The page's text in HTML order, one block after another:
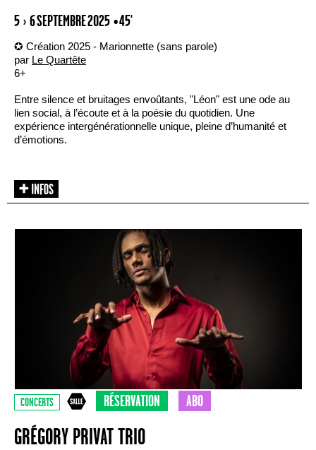
5 › 6 SEPTEMBRE 2025 • 45'
✪ Création 2025 - Marionnette (sans parole)
par Le Quartête
6+
Entre silence et bruitages envoûtants, "Léon" est une ode au
lien social, à l’écoute et à la poésie du quotidien. Une
expérience intergénérationnelle unique, pleine d’humanité et
d’émotions.
CONCERTS RÉSERVATION ABO
GRÉGORY PRIVAT TRIO